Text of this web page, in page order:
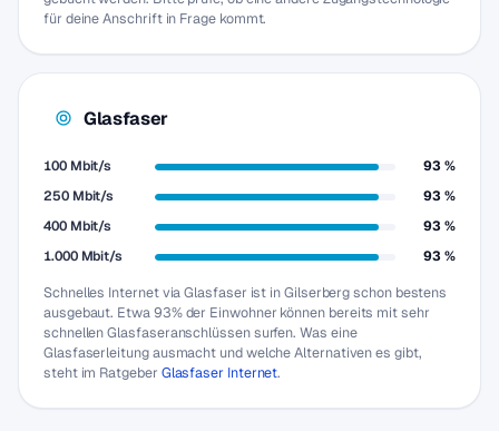
für deine Anschrift in Frage kommt.
Glasfaser
100 Mbit/s
93 %
250 Mbit/s
93 %
400 Mbit/s
93 %
1.000 Mbit/s
93 %
Schnelles Internet via Glasfaser ist in Gilserberg schon bestens
ausgebaut. Etwa 93% der Einwohner können bereits mit sehr
schnellen Glasfaseranschlüssen surfen. Was eine
Glasfaserleitung ausmacht und welche Alternativen es gibt,
steht im Ratgeber Glasfaser Internet.